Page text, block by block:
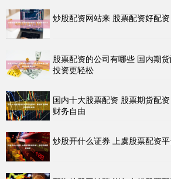
炒股配资网站来 股票配资好配
股票配资的公司有哪些 国内期
投资更轻松
国内十大股票配资 股票期货配
财务自由
炒股开什么证券 上虞股票配资